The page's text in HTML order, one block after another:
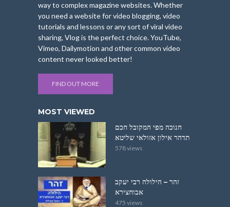
way to complex magazine websites. Whether
you need a website for video blogging, video
tutorials and lessons or any sort of viral video
sharing, Vlog is the perfect choice. YouTube,
Vimeo, Dailymotion and other common video
content never looked better!
FIND OUT MORE
MOST VIEWED
חנוכה מפי המקובל חכם
תדהר אילון אזולאי שליטא
578 views
זהר – הילולה רבי יעקב
אבוחצירא
475 views